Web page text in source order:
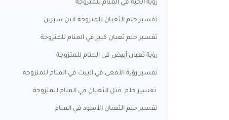
رؤية الحية في المنام للمتزوجة
تفسير حلم الثعبان للمتزوجة لابن سيرين
تفسير حلم ثعبان كبير في المنام للمتزوجة
رؤية ثعبان أبيض في المنام للمتزوجة
تفسير رؤية الأفعى في البيت في المنام للمتزوجة
تفسير حلم قتل الثعبان في المنام للمتزوجة
تفسير حلم الثعبان الأسود في المنام